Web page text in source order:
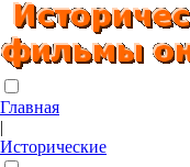
Главная
|
Исторические